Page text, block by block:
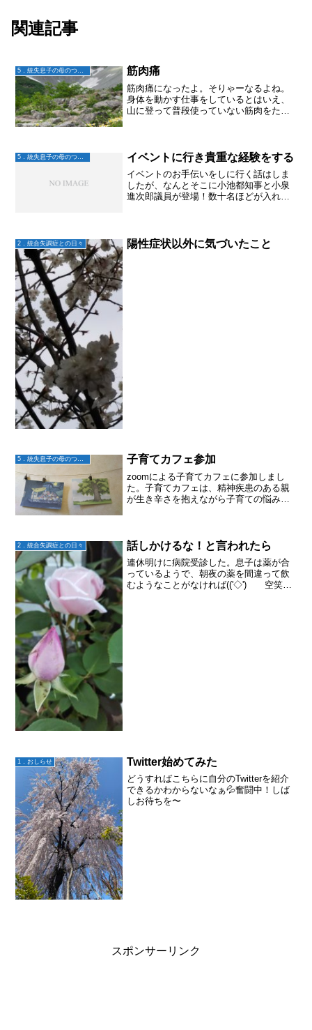
関連記事
5．統失息子の母のつぶやき 筋肉痛
筋肉痛になったよ。そりゃーなるよね。
身体を動かす仕事をしているとはいえ、
山に登って普段使っていない筋肉をたく
動いてみたら、階段登る時...
5．統失息子の母のつぶやき イベントに行き貴重な経験をする
イベントのお手伝いをしに行く話はしま
したが、なんとそこに小池都知事と小泉
進次郎議員が登場！数十名ほどが入れる
んでした。まあ仕方ないか...
2．統合失調症との日々 陽性症状以外に気づいたこと
5．統失息子の母のつぶやき 子育てカフェ参加
zoomによる子育てカフェに参加しまし
た。子育てカフェは、精神疾患のある親
が生き辛さを抱えながら子育ての悩みを
の過ごし方について...
2．統合失調症との日々 話しかけるな！と言われたら
連休明けに病院受診した。息子は薬が合
っているようで、朝夜の薬を間違って飲
むようなことがなければ(('◇')ゞ 空笑や
1．おしらせ Twitter始めてみた
どうすればこちらに自分のTwitterを紹介
できるかわからないなぁ💦奮闘中！しば
しお待ちを〜
スポンサーリンク